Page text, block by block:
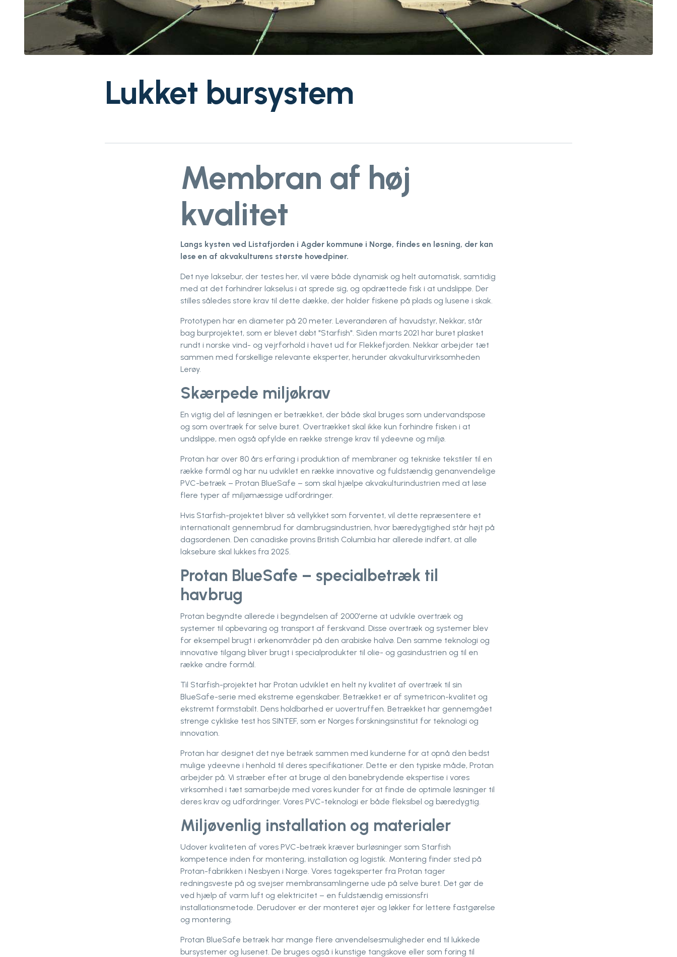
Lukket bursystem
Membran af høj
kvalitet
Langs kysten ved ​​Listafjorden i Agder kommune i Norge, findes en løsning, der kan
løse en af ​​akvakulturens største hovedpiner.
Det nye laksebur, der testes her, vil være både dynamisk og helt automatisk, samtidig
med at det forhindrer lakselus i at sprede sig, og opdrættede fisk i at undslippe. Der
stilles således store krav til dette dække, der holder fiskene på plads og lusene i skak.
Prototypen har en diameter på 20 meter. Leverandøren af havudstyr, Nekkar, står
bag burprojektet, som er blevet døbt "Starfish". Siden marts 2021 har buret plasket
rundt i norske vind- og vejrforhold i havet ud for Flekkefjorden. Nekkar arbejder tæt
sammen med forskellige relevante eksperter, herunder akvakulturvirksomheden
Lerøy.
Skærpede miljøkrav
En vigtig del af løsningen er betrækket, der både skal bruges som undervandspose
og som overtræk for selve buret. Overtrækket skal ikke kun forhindre fisken i at
undslippe, men også opfylde en række strenge krav til ydeevne og miljø.
Protan har over 80 års erfaring i produktion af membraner og tekniske tekstiler til en
række formål og har nu udviklet en række innovative og fuldstændig genanvendelige
PVC-betræk – Protan BlueSafe – som skal hjælpe akvakulturindustrien med at løse
flere typer af miljømæssige udfordringer.
Hvis Starfish-projektet bliver så vellykket som forventet, vil dette repræsentere et
internationalt gennembrud for dambrugsindustrien, hvor bæredygtighed står højt på
dagsordenen. Den canadiske provins British Columbia har allerede indført, at alle
laksebure skal lukkes fra 2025.
Protan BlueSafe – specialbetræk til
havbrug
Protan begyndte allerede i begyndelsen af 2000'erne at udvikle overtræk og
systemer til opbevaring og transport af ferskvand. Disse overtræk og systemer blev
for eksempel brugt i ørkenområder på den arabiske halvø. Den samme teknologi og
innovative tilgang bliver brugt i specialprodukter til olie- og gasindustrien og til en
række andre formål.
Til Starfish-projektet har Protan udviklet en helt ny kvalitet af overtræk til sin
BlueSafe-serie med ekstreme egenskaber. Betrækket er af symetricon-kvalitet og
ekstremt formstabilt. Dens holdbarhed er uovertruffen. Betrækket har gennemgået
strenge cykliske test hos SINTEF, som er Norges forskningsinstitut for teknologi og
innovation.
Protan har designet det nye betræk sammen med kunderne for at opnå den bedst
mulige ydeevne i henhold til deres specifikationer. Dette er den typiske måde, Protan
arbejder på. Vi stræber efter at bruge al den banebrydende ekspertise i vores
virksomhed i tæt samarbejde med vores kunder for at finde de optimale løsninger til
deres krav og udfordringer. Vores PVC-teknologi er både fleksibel og bæredygtig.
Miljøvenlig installation og materialer
Udover kvaliteten af vores PVC-betræk kræver burløsninger som Starfish
kompetence inden for montering, installation og logistik. Montering finder sted på
Protan-fabrikken i Nesbyen i Norge. Vores tageksperter fra Protan tager
redningsveste på og svejser membransamlingerne ude på selve buret. Det gør de
ved hjælp af varm luft og elektricitet – en fuldstændig emissionsfri
installationsmetode. Derudover er der monteret øjer og løkker for lettere fastgørelse
og montering.
Protan BlueSafe betræk har mange flere anvendelsesmuligheder end til lukkede
bursystemer og lusenet. De bruges også i kunstige tangskove eller som foring til